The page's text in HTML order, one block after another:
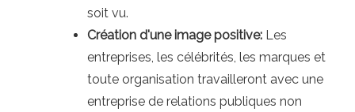
soit vu.
Création d'une image positive: Les
entreprises, les célébrités, les marques et
toute organisation travailleront avec une
entreprise de relations publiques non